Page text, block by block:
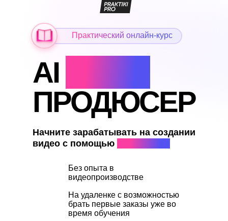
Практический онлайн-курс
AI
ПРОДЮСЕР
На удаленке с возможностью
брать первые заказы уже во
время обучения
Без опыта в
видеопроизводстве
Начните зарабатывать на создании
видео с помощью